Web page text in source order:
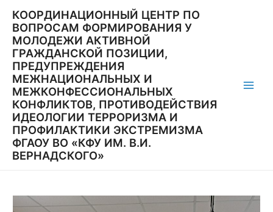
содержимому
КООРДИНАЦИОННЫЙ ЦЕНТР ПО
ВОПРОСАМ ФОРМИРОВАНИЯ У
МОЛОДЕЖИ АКТИВНОЙ
ГРАЖДАНСКОЙ ПОЗИЦИИ,
ПРЕДУПРЕЖДЕНИЯ
МЕЖНАЦИОНАЛЬНЫХ И
МЕЖКОНФЕССИОНАЛЬНЫХ
КОНФЛИКТОВ, ПРОТИВОДЕЙСТВИЯ
ИДЕОЛОГИИ ТЕРРОРИЗМА И
ПРОФИЛАКТИКИ ЭКСТРЕМИЗМА
ФГАОУ ВО «КФУ ИМ. В.И.
ВЕРНАДСКОГО»